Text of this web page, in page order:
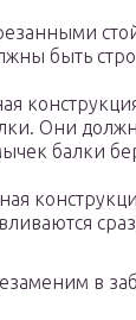
быть
Они
балки
в